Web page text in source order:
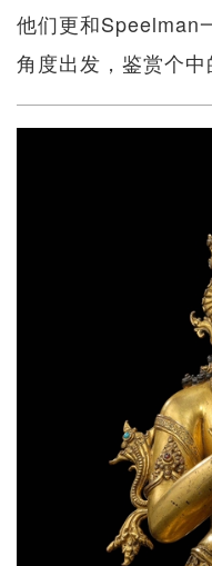
他们更和Speelman
角度出发，鉴赏个中